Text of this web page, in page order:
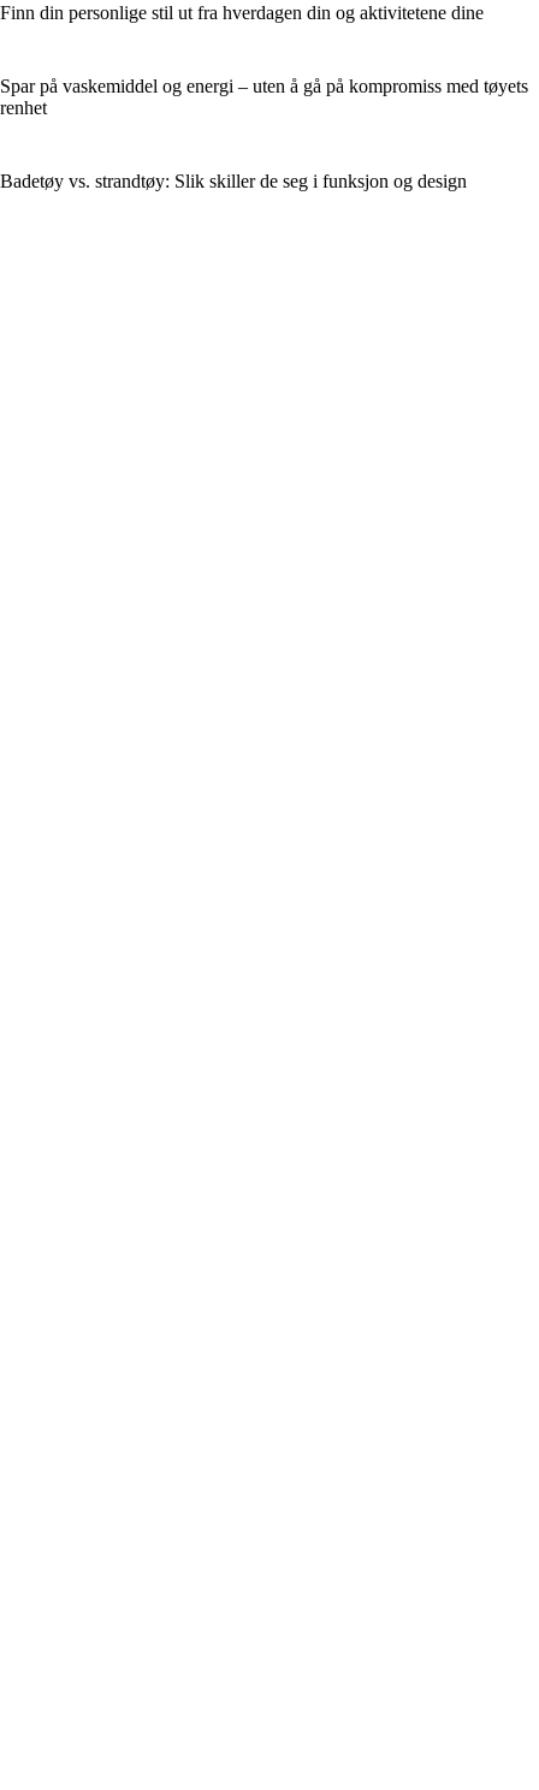
Finn din personlige stil ut fra hverdagen din og aktivitetene dine
Spar på vaskemiddel og energi – uten å gå på kompromiss med tøyets
renhet
Badetøy vs. strandtøy: Slik skiller de seg i funksjon og design